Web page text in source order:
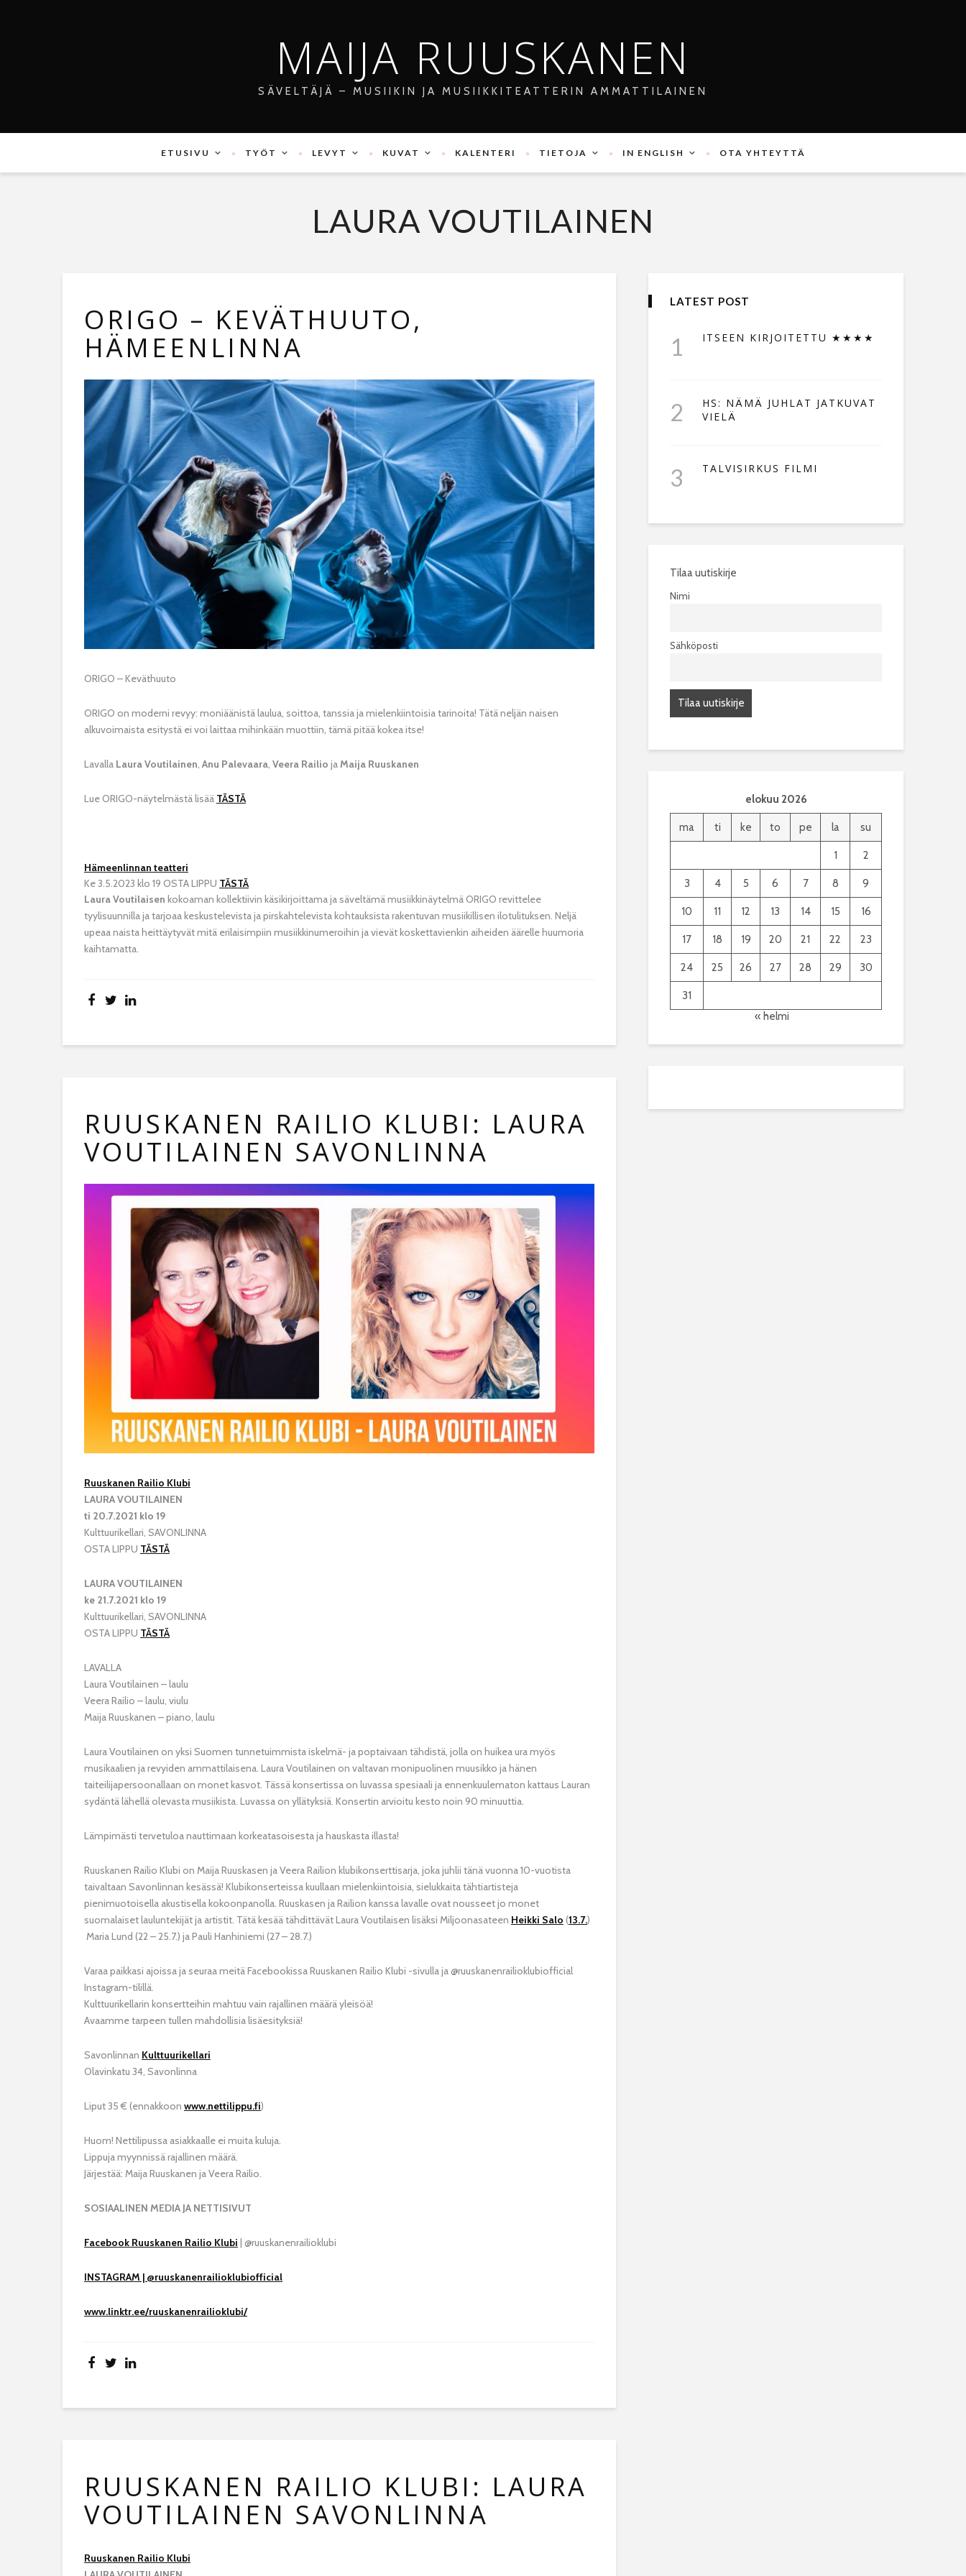
MAIJA RUUSKANEN
SÄVELTÄJÄ – MUSIIKIN JA MUSIIKKITEATTERIN AMMATTILAINEN
ETUSIVU TYÖT LEVYT KUVAT KALENTERI TIETOJA IN ENGLISH OTA YHTEYTTÄ
LAURA VOUTILAINEN
ORIGO – KEVÄTHUUTO,
HÄMEENLINNA
ORIGO – Keväthuuto
ORIGO on moderni revyy: moniäänistä laulua, soittoa, tanssia ja mielenkiintoisia tarinoita! Tätä neljän naisen
alkuvoimaista esitystä ei voi laittaa mihinkään muottiin, tämä pitää kokea itse!
Lavalla Laura Voutilainen, Anu Palevaara, Veera Railio jaMaija Ruuskanen
Lue ORIGO-näytelmästä lisää TÄSTÄ
Hämeenlinnan teatteri
Ke 3.5.2023 klo 19 OSTA LIPPU TÄSTÄ
Laura Voutilaisen kokoaman kollektiivin käsikirjoittama ja säveltämä musiikkinäytelmä ORIGO revittelee
tyylisuunnilla ja tarjoaa keskustelevista ja pirskahtelevista kohtauksista rakentuvan musiikillisen ilotulituksen. Neljä
upeaa naista heittäytyvät mitä erilaisimpiin musiikkinumeroihin ja vievät koskettavienkin aiheiden äärelle huumoria
kaihtamatta.
RUUSKANEN RAILIO KLUBI: LAURA
VOUTILAINEN SAVONLINNA
Ruuskanen Railio Klubi
LAURA VOUTILAINEN
ti 20.7.2021 klo 19
Kulttuurikellari, SAVONLINNA
OSTA LIPPU TÄSTÄ
LAURA VOUTILAINEN
ke 21.7.2021 klo 19
Kulttuurikellari, SAVONLINNA
OSTA LIPPU TÄSTÄ
LAVALLA
Laura Voutilainen – laulu
Veera Railio – laulu, viulu
Maija Ruuskanen – piano, laulu
Laura Voutilainen on yksi Suomen tunnetuimmista iskelmä- ja poptaivaan tähdistä, jolla on huikea ura myös
musikaalien ja revyiden ammattilaisena. Laura Voutilainen on valtavan monipuolinen muusikko ja hänen
taiteilijapersoonallaan on monet kasvot. Tässä konsertissa on luvassa spesiaali ja ennenkuulematon kattaus Lauran
sydäntä lähellä olevasta musiikista. Luvassa on yllätyksiä. Konsertin arvioitu kesto noin 90 minuuttia.
Lämpimästi tervetuloa nauttimaan korkeatasoisesta ja hauskasta illasta!
Ruuskanen Railio Klubi on Maija Ruuskasen ja Veera Railion klubikonserttisarja, joka juhlii tänä vuonna 10-vuotista
taivaltaan Savonlinnan kesässä! Klubikonserteissa kuullaan mielenkiintoisia, sielukkaita tähtiartisteja
pienimuotoisella akustisella kokoonpanolla. Ruuskasen ja Railion kanssa lavalle ovat nousseet jo monet
suomalaiset lauluntekijät ja artistit. Tätä kesää tähdittävät Laura Voutilaisen lisäksi Miljoonasateen Heikki Salo (13.7.)
Maria Lund (22 – 25.7.) ja Pauli Hanhiniemi (27 – 28.7.)
Varaa paikkasi ajoissa ja seuraa meitä Facebookissa Ruuskanen Railio Klubi -sivulla ja @ruuskanenrailioklubiofficial
Instagram-tilillä.
Kulttuurikellarin konsertteihin mahtuu vain rajallinen määrä yleisöä!
Avaamme tarpeen tullen mahdollisia lisäesityksiä!
Savonlinnan Kulttuurikellari
Olavinkatu 34, Savonlinna
Liput 35 € (ennakkoon www.nettilippu.fi)
Huom! Nettilipussa asiakkaalle ei muita kuluja.
Lippuja myynnissä rajallinen määrä.
Järjestää: Maija Ruuskanen ja Veera Railio.
SOSIAALINEN MEDIA JA NETTISIVUT
Facebook Ruuskanen Railio Klubi | @ruuskanenrailioklubi
INSTAGRAM | @ruuskanenrailioklubiofficial
www.linktr.ee/ruuskanenrailioklubi/
RUUSKANEN RAILIO KLUBI: LAURA
VOUTILAINEN SAVONLINNA
Ruuskanen Railio Klubi
LATEST POST
1 ITSEEN KIRJOITETTU ★★★★
2
HS: NÄMÄ JUHLAT JATKUVAT
VIELÄ
3 TALVISIRKUS FILMI
Tilaa uutiskirje
Nimi
Sähköposti
elokuu 2026
ma ti ke to pe la su
1 2
3 4 5 6 7 8 9
10 11 12 13 14 15 16
17 18 19 20 21 22 23
24 25 26 27 28 29 30
31
« helmi